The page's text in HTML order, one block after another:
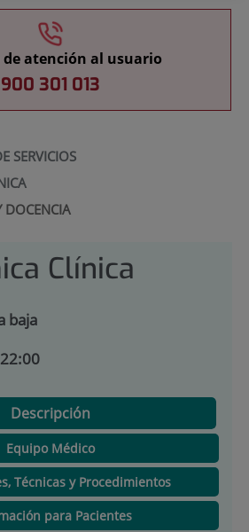
de atención al usuario
900 301 013
SERVICIOS
DOCENCIA
Clínica
baja
Descripción
Equipo Médico
Técnicas y Procedimientos
para Pacientes